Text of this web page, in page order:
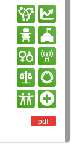
pdf